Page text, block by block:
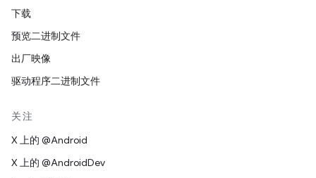
下载
预览二进制文件
出厂映像
驱动程序二进制文件
关注
X 上的 @Android
X 上的 @AndroidDev